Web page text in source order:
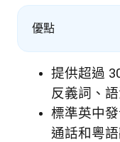
優點
提供超過
反義詞、
標準英中
通話和粵